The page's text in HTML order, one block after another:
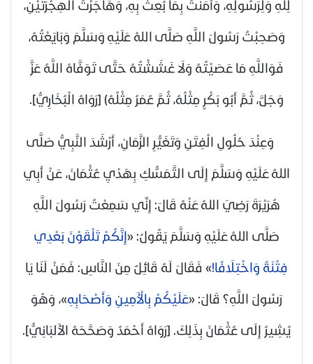
لِلَّهِ وَلِرَسُولِهِ، وَآمَنْتُ بِمَا بُعِثَ بِهِ، وَهَاجَرْتُ الهِجْرَتَيْنِ،
وَصَحِبْتُ رَسُولَ اللَّهِ صَلَّى اللهُ عَلَيْهِ وَسَلَّمَ وَبَايَعْتُهُ،
فَوَاللَّهِ مَا عَصَيْتُهُ وَلَا غَشَشْتُهُ حَتَّى تَوَفَّاهُ اللَّهُ عَزَّ
وَجَلَّ، ثُمَّ أَبُو بَكْرٍ مِثْلُهُ، ثُمَّ عُمَرُ مِثْلُهُ) [رَوَاهُ الْبُخَارِيُّ].
وَعِنْدَ حُلُولِ الْفِتَنِ وَتَغَيُّرِ الزَّمَانِ، أَرْشَدَ النَّبِيُّ صَلَّى
اللهُ عَلَيْهِ وَسَلَّمَ إِلَى التَّمَسُّكِ بِهَدْيِ عُثْمَانَ، عَنْ أَبِي
هُرَيْرَةَرَضِيَ اللهُ عَنْهُ قَالَ: إِنِّي سَمِعْتُ رَسُولَ اللَّهِ
صَلَّى اللهُ عَلَيْهِ وَسَلَّمَ يَقُولُ: «إِنَّكُمْ تَلْقَوْنَ بَعْدِي
فِتْنَةً وَاخْتِلَافًا!» فَقَالَ لَهُ قَائِلٌ مِنَ النَّاسِ: فَمَنْ لَنَا يَا
رَسُولَ اللَّهِ؟ قَالَ: «عَلَيْكُمْ بِالْأَمِينِ وَأَصْحَابِهِ»، وَهُوَ
يُشِيرُ إِلَى عُثْمَانَ بِذَلِكَ. [رَوَاهُ أَحْمَدُ وَصَحَّحَهُ الأَلبَانِيُّ].